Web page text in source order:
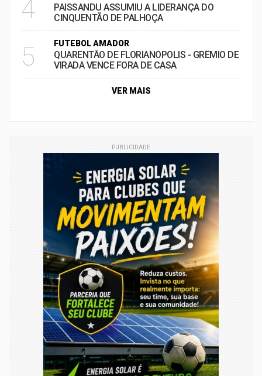
4
PAISSANDU ASSUMIU A LIDERANÇA DO
CINQUENTÃO DE PALHOÇA
5 FUTEBOL AMADOR
QUARENTÃO DE FLORIANÓPOLIS - GRÊMIO DE
VIRADA VENCE FORA DE CASA
VER MAIS
PUBLICIDADE